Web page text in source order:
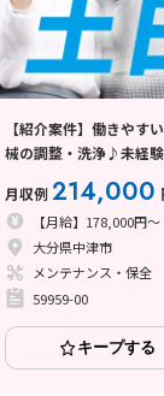
【紹介案件】働きや
械の調整・洗浄♪未経験
月収例214,000
【月給】178,000円～
大分県中津市
メンテナンス・保全
59959-00
キープする